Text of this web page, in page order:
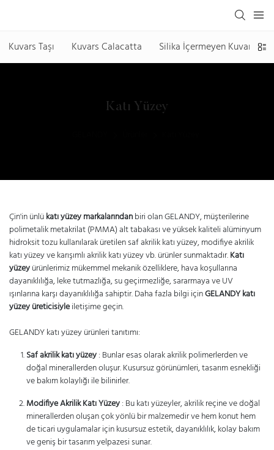
Kuvars Taşı Kuvars Calacatta Silika İçermeyen Kuvars Taşı
Katı Yüzey
Çin'in ünlükatı yüzey markalarındanbiri olan GELANDY, müşterilerine
polimetalik metakrilat (PMMA) alt tabakası ve yüksek kaliteli alüminyum
hidroksit tozu kullanılarak üretilen saf akrilik katı yüzey, modifiye akrilik
katı yüzey ve karışımlı akrilik katı yüzey vb. ürünler sunmaktadır.Katı
yüzeyürünlerimiz mükemmel mekanik özelliklere, hava koşullarına
dayanıklılığa, leke tutmazlığa, su geçirmezliğe, sararmaya ve UV
ışınlarına karşı dayanıklılığa sahiptir. Daha fazla bilgi içinGELANDY katı
yüzey üreticisiyleiletişime geçin.
GELANDY katı yüzey ürünleri tanıtımı:
Saf akrilik katı yüzey: Bunlar esas olarak akrilik polimerlerden ve
doğal minerallerden oluşur. Kusursuz görünümleri, tasarım esnekliği
ve bakım kolaylığı ile bilinirler.
Modifiye Akrilik Katı Yüzey: Bu katı yüzeyler, akrilik reçine ve doğal
minerallerden oluşan çok yönlü bir malzemedir ve hem konut hem
de ticari uygulamalar için kusursuz estetik, dayanıklılık, kolay bakım
ve geniş bir tasarım yelpazesi sunar.